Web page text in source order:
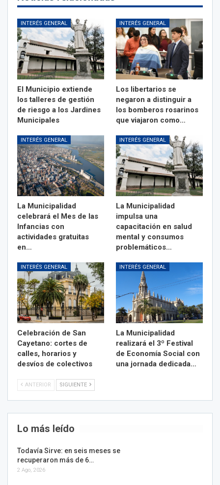
INTERÉS GENERAL
El Municipio extiende
los talleres de gestión
de riesgo a los Jardines
Municipales
INTERÉS GENERAL
Los libertarios se
negaron a distinguir a
los bomberos rosarinos
que viajaron como…
INTERÉS GENERAL
La Municipalidad
celebrará el Mes de las
Infancias con
actividades gratuitas
en…
INTERÉS GENERAL
La Municipalidad
impulsa una
capacitación en salud
mental y consumos
problemáticos…
INTERÉS GENERAL
Celebración de San
Cayetano: cortes de
calles, horarios y
desvíos de colectivos
INTERÉS GENERAL
La Municipalidad
realizará el 3º Festival
de Economía Social con
una jornada dedicada…
ANTERIOR SIGUIENTE
Lo más leído
Todavía Sirve: en seis meses se
recuperaron más de 6…
2 Ago, 2026